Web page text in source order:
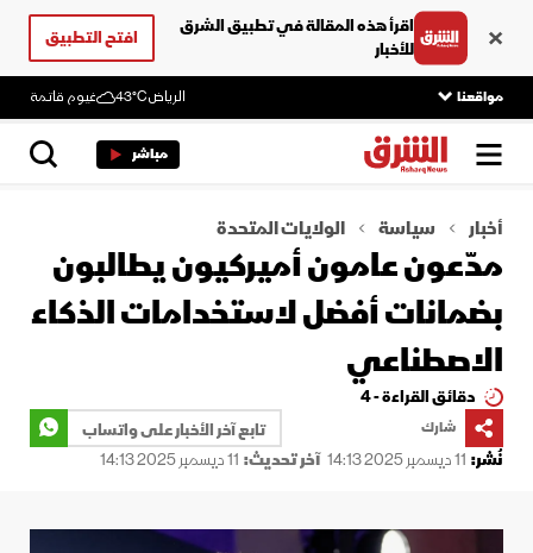
اقرأ هذه المقالة في تطبيق الشرق
للأخبار
افتح التطبيق
مواقعنا الرياض43°C غيوم قاتمة
مباشر
أخبار سياسة الولايات المتحدة
مدّعون عامون أميركيون يطالبون
بضمانات أفضل لاستخدامات الذكاء
الاصطناعي
دقائق القراءة - 4
شارك
تابع آخر الأخبار على واتساب
نُشر: 11 ديسمبر 2025 14:13 آخر تحديث: 11 ديسمبر 2025 14:13